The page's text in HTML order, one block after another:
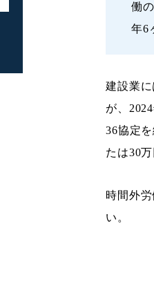
働
年6
建設業
が、
36協定
たは30
時間外
い。